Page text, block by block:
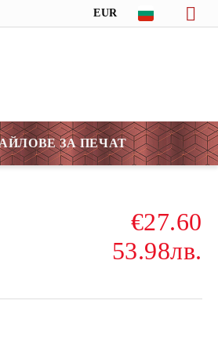
EUR
ЗА ПЕЧАТ
€27.60
53.98лв.